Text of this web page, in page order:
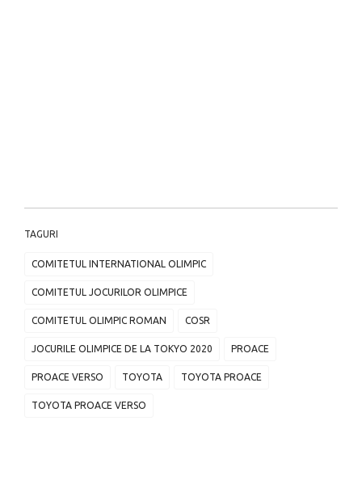
TAGURI
COMITETUL INTERNATIONAL OLIMPIC
COMITETUL JOCURILOR OLIMPICE
COMITETUL OLIMPIC ROMAN COSR
JOCURILE OLIMPICE DE LA TOKYO 2020 PROACE
PROACE VERSO TOYOTA TOYOTA PROACE
TOYOTA PROACE VERSO